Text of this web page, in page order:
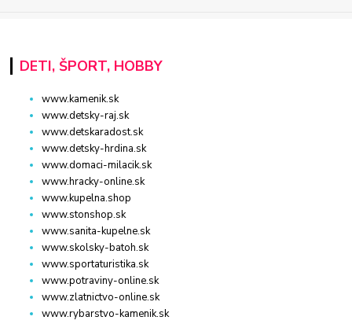
DETI, ŠPORT, HOBBY
www.kamenik.sk
www.detsky-raj.sk
www.detskaradost.sk
www.detsky-hrdina.sk
www.domaci-milacik.sk
www.hracky-online.sk
www.kupelna.shop
www.stonshop.sk
www.sanita-kupelne.sk
www.skolsky-batoh.sk
www.sportaturistika.sk
www.potraviny-online.sk
www.zlatnictvo-online.sk
www.rybarstvo-kamenik.sk